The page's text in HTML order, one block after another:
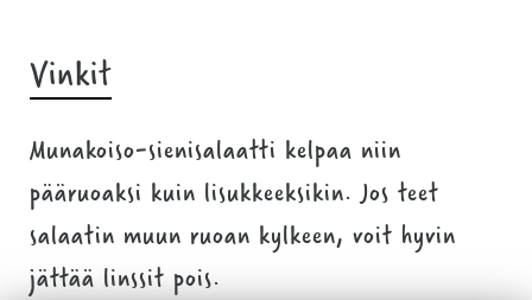
Vinkit
Munakoiso-sienisalaatti kelpaa niin
pääruoaksi kuin lisukkeeksikin. Jos teet
salaatin muun ruoan kylkeen, voit hyvin
jättää linssit pois.